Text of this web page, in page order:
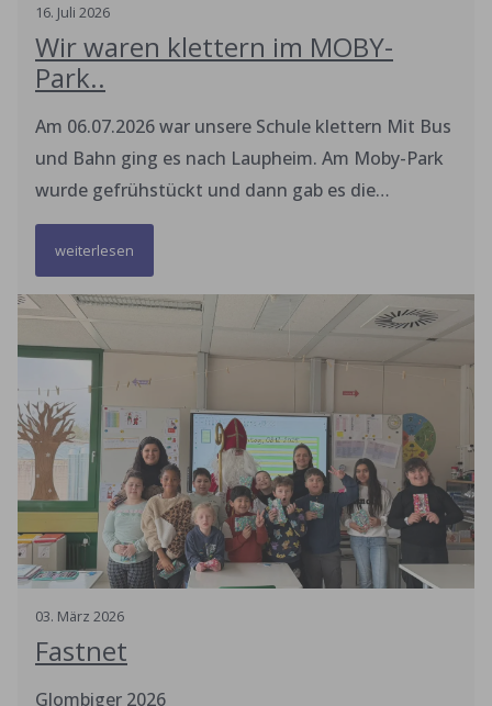
16. Juli 2026
Wir waren klettern im MOBY-
Park..
Am 06.07.2026 war unsere Schule klettern Mit Bus
und Bahn ging es nach Laupheim. Am Moby-Park
wurde gefrühstückt und dann gab es die
Einweisung. Bis 12 Uhr durften alle selber klettern.
Es gab 8 Bahnen. Das hat viel Spaß gemacht. Das
Wetter war toll. Die Aktion wurde unterstützt von
"Mitmachen Ehrensache" und Obelein, Frau
newman. Vielen Dank.
weiterlesen
03. März 2026
Fastnet
Glombiger 2026